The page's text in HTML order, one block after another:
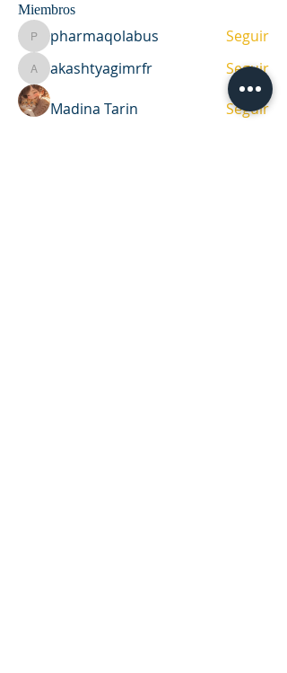
Miembros
pharmaqolabus
pharmaqolabus Seguir
akashtyagimrfr
akashtyagimrfr Seguir
Madina Tarin Seguir